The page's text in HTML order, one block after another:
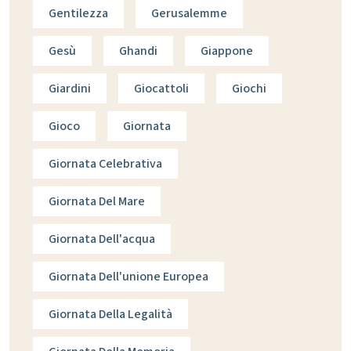
Gentilezza Gerusalemme
Gesù Ghandi Giappone
Giardini Giocattoli Giochi
Gioco Giornata
Giornata Celebrativa
Giornata Del Mare
Giornata Dell'acqua
Giornata Dell'unione Europea
Giornata Della Legalità